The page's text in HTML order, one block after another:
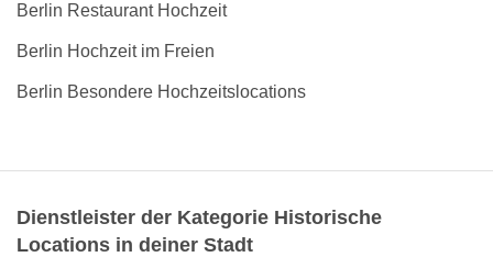
Berlin Restaurant Hochzeit
Berlin Hochzeit im Freien
Berlin Besondere Hochzeitslocations
Dienstleister der Kategorie Historische
Locations in deiner Stadt